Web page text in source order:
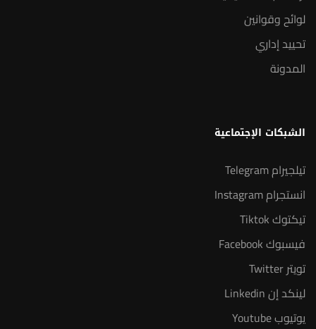
لوائح وقوانين
تحييد إداري
المدونة
الشبكات الإجتماعية
تيلجيرام Telegram
انستجرام Instagram
تيكتوك Tiktok
فيسبوك Facebook
تويتر Twitter
لينكد إن Linkedin
يوتيوب Youtube